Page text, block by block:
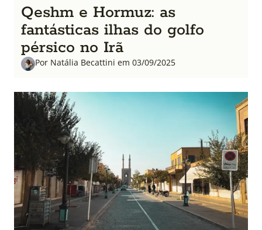
Qeshm e Hormuz: as
fantásticas ilhas do golfo
pérsico no Irã
Por Natália Becattini em 03/09/2025